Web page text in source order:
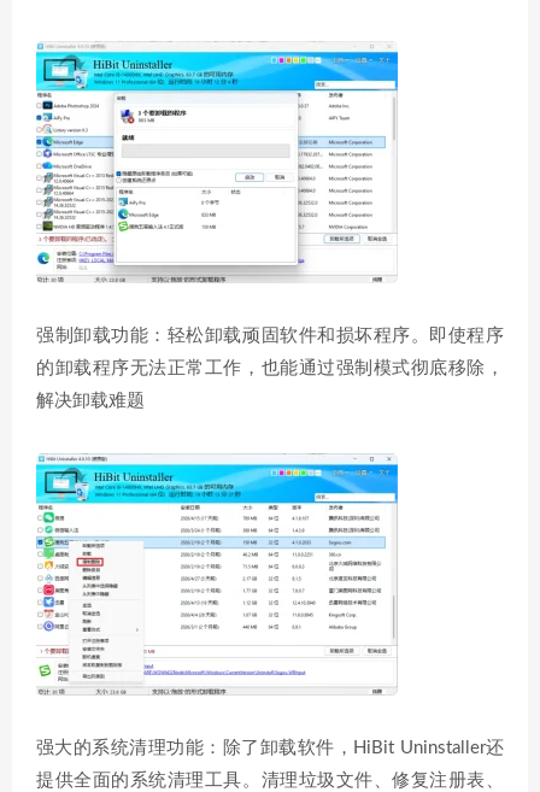
强制卸载功能：轻松卸载顽固软件和损坏程序。即使程序
的卸载程序无法正常工作，也能通过强制模式彻底移除，
解决卸载难题
强大的系统清理功能：除了卸载软件，HiBit Uninstaller还
提供全面的系统清理工具。清理垃圾文件、修复注册表、